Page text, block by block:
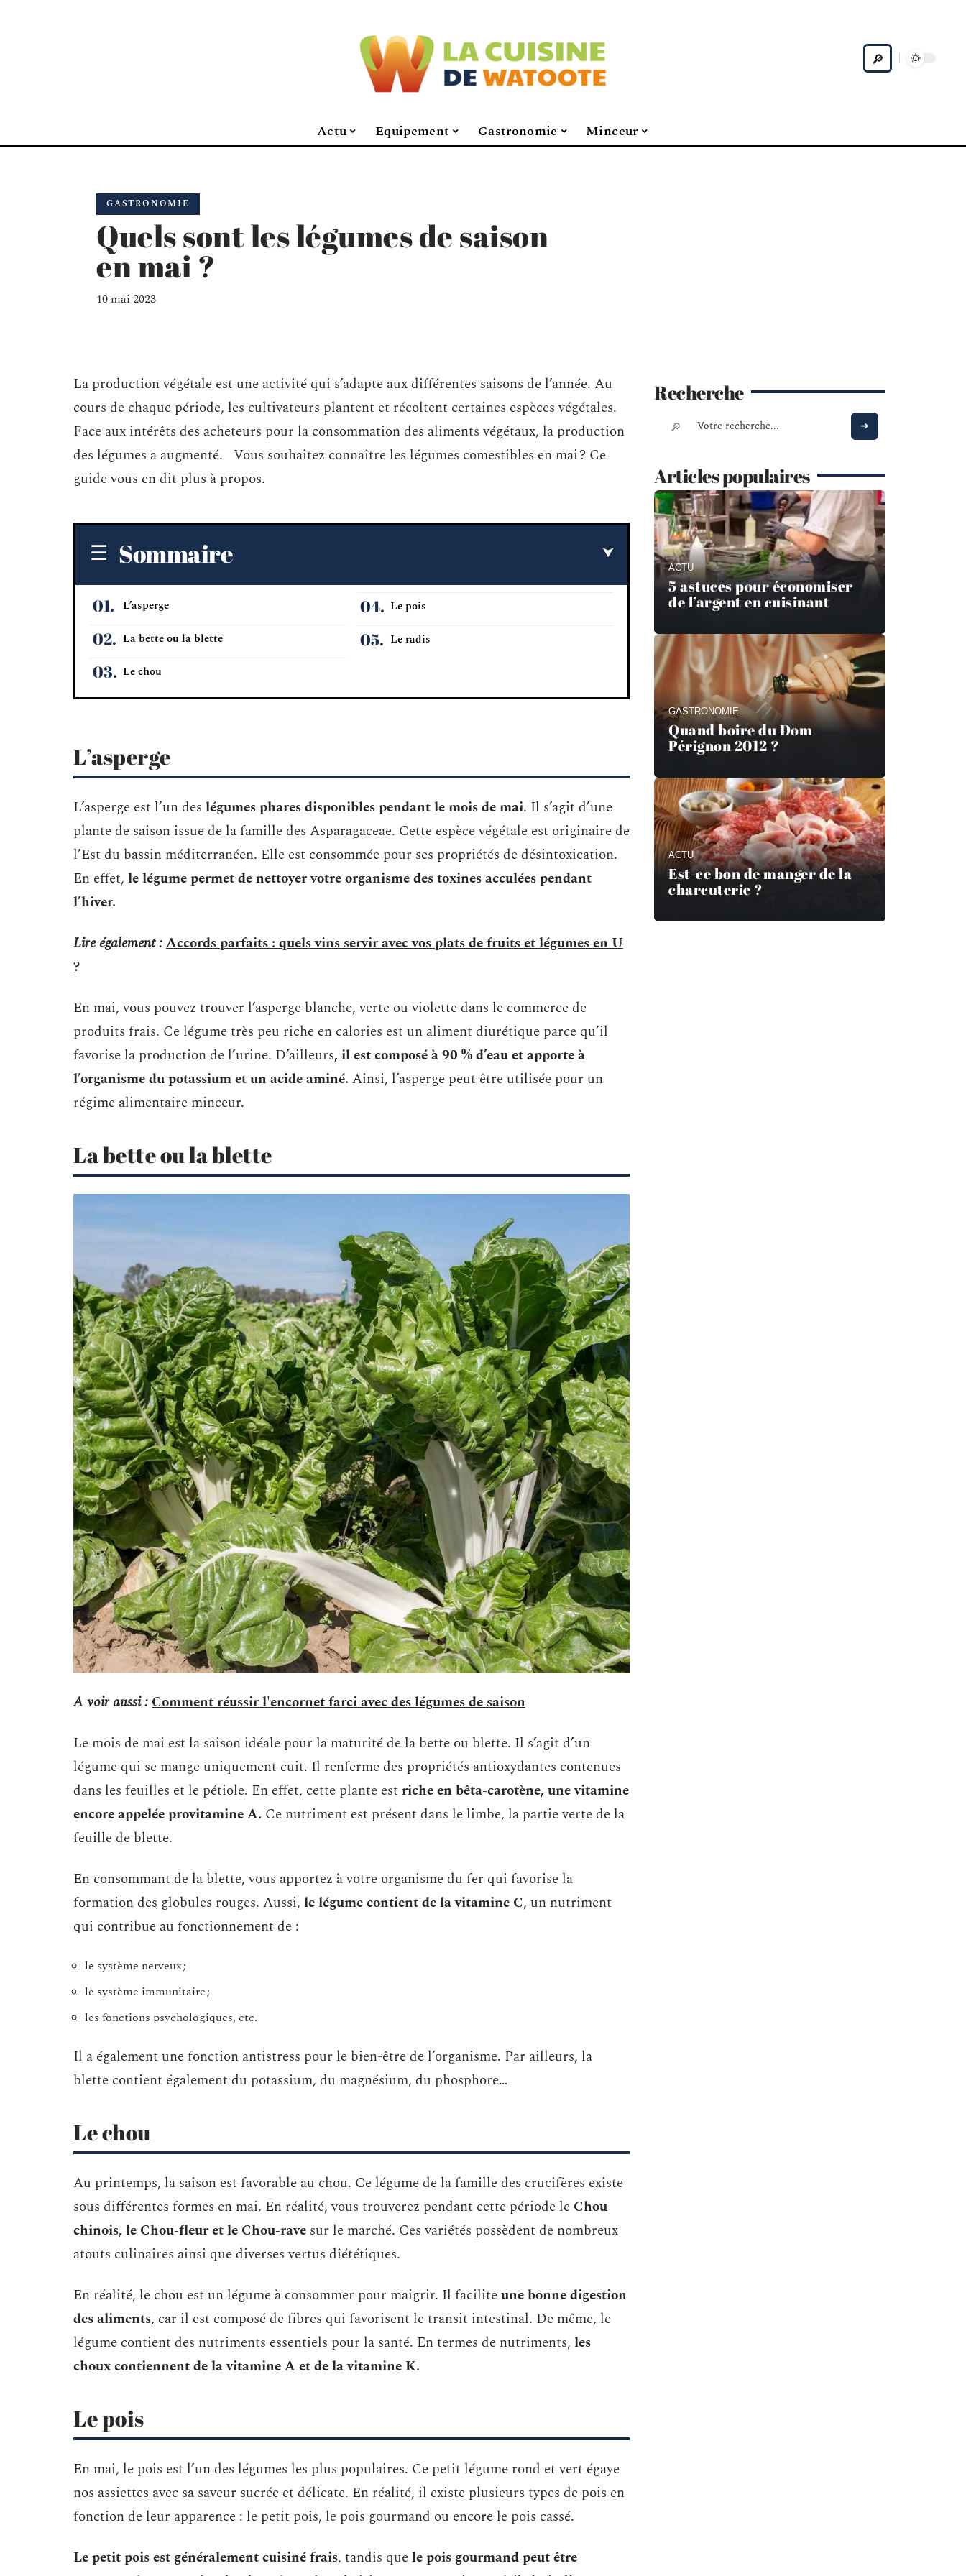
Actu Equipement Gastronomie Minceur
GASTRONOMIE
Quels sont les légumes de saison
en mai ?
10 mai 2023
La production végétale est une activité qui s’adapte aux différentes saisons de l’année. Au
cours de chaque période, les cultivateurs plantent et récoltent certaines espèces végétales.
Face aux intérêts des acheteurs pour la consommation des aliments végétaux, la production
des légumes a augmenté. Vous souhaitez connaître les légumes comestibles en mai ? Ce
guide vous en dit plus à propos.
Sommaire
L’asperge
La bette ou la blette
Le chou
Le pois
Le radis
L’asperge
L’asperge est l’un des légumes phares disponibles pendant le mois de mai. Il s’agit d’une
plante de saison issue de la famille des Asparagaceae. Cette espèce végétale est originaire de
l’Est du bassin méditerranéen. Elle est consommée pour ses propriétés de désintoxication.
En effet, le légume permet de nettoyer votre organisme des toxines acculées pendant
l’hiver.
Lire également :Accords parfaits : quels vins servir avec vos plats de fruits et légumes en U
?
En mai, vous pouvez trouver l’asperge blanche, verte ou violette dans le commerce de
produits frais. Ce légume très peu riche en calories est un aliment diurétique parce qu’il
favorise la production de l’urine. D’ailleurs, il est composé à 90 % d’eau et apporte à
l’organisme du potassium et un acide aminé. Ainsi, l’asperge peut être utilisée pour un
régime alimentaire minceur.
La bette ou la blette
A voir aussi :Comment réussir l'encornet farci avec des légumes de saison
Le mois de mai est la saison idéale pour la maturité de la bette ou blette. Il s’agit d’un
légume qui se mange uniquement cuit. Il renferme des propriétés antioxydantes contenues
dans les feuilles et le pétiole. En effet, cette plante est riche en bêta-carotène, une vitamine
encore appelée provitamine A. Ce nutriment est présent dans le limbe, la partie verte de la
feuille de blette.
En consommant de la blette, vous apportez à votre organisme du fer qui favorise la
formation des globules rouges. Aussi, le légume contient de la vitamine C, un nutriment
qui contribue au fonctionnement de :
le système nerveux ;
le système immunitaire ;
les fonctions psychologiques, etc.
Il a également une fonction antistress pour le bien-être de l’organisme. Par ailleurs, la
blette contient également du potassium, du magnésium, du phosphore…
Le chou
Au printemps, la saison est favorable au chou. Ce légume de la famille des crucifères existe
sous différentes formes en mai. En réalité, vous trouverez pendant cette période le Chou
chinois, le Chou-fleur et le Chou-rave sur le marché. Ces variétés possèdent de nombreux
atouts culinaires ainsi que diverses vertus diététiques.
En réalité, le chou est un légume à consommer pour maigrir. Il faciliteune bonne digestion
des aliments, car il est composé de fibres qui favorisent le transit intestinal. De même, le
légume contient des nutriments essentiels pour la santé. En termes de nutriments, les
choux contiennent de la vitamine A et de la vitamine K.
Le pois
En mai, le pois est l’un des légumes les plus populaires. Ce petit légume rond et vert égaye
nos assiettes avec sa saveur sucrée et délicate. En réalité, il existe plusieurs types de pois en
fonction de leur apparence : le petit pois, le pois gourmand ou encore le pois cassé.
Le petit pois est généralement cuisiné frais, tandis quele pois gourmand peut être
Recherche
Articles populaires
ACTU
5 astuces pour économiser
de l’argent en cuisinant
GASTRONOMIE
Quand boire du Dom
Pérignon 2012 ?
ACTU
Est-ce bon de manger de la
charcuterie ?